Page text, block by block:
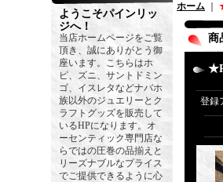
ようこそパインリッ
ジへ！
当店ホームページをご覧
頂き、誠にありがとう御
座います。こちらはホ
ピ、ズニ、サントドミン
ゴ、イスレタなどナバホ
族以外のジュエリーとク
ラフトグッズを販売して
いるHPになります。オ
ーセンティック専門店な
らではの圧巻の品揃えと
リーズナブルなプライス
でご提供できるように心
ホーム
商
登録